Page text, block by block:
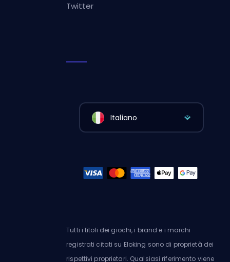
Twitter
Italiano
Tutti i titoli dei giochi, i brand e i marchi
registrati citati su Eloking sono di proprietà dei
rispettivi proprietari. Qualsiasi riferimento viene